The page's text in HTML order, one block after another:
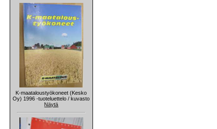
K-maataloustyökoneet (Kesko
Oy) 1996 -tuoteluettelo / kuvasto
Näytä